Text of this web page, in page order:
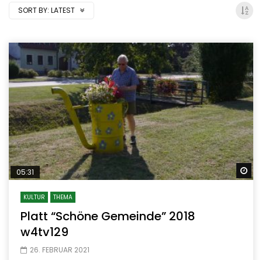
SORT BY: LATEST
05:31
KULTUR THEMA
Platt “Schöne Gemeinde” 2018
w4tv129
26. FEBRUAR 2021